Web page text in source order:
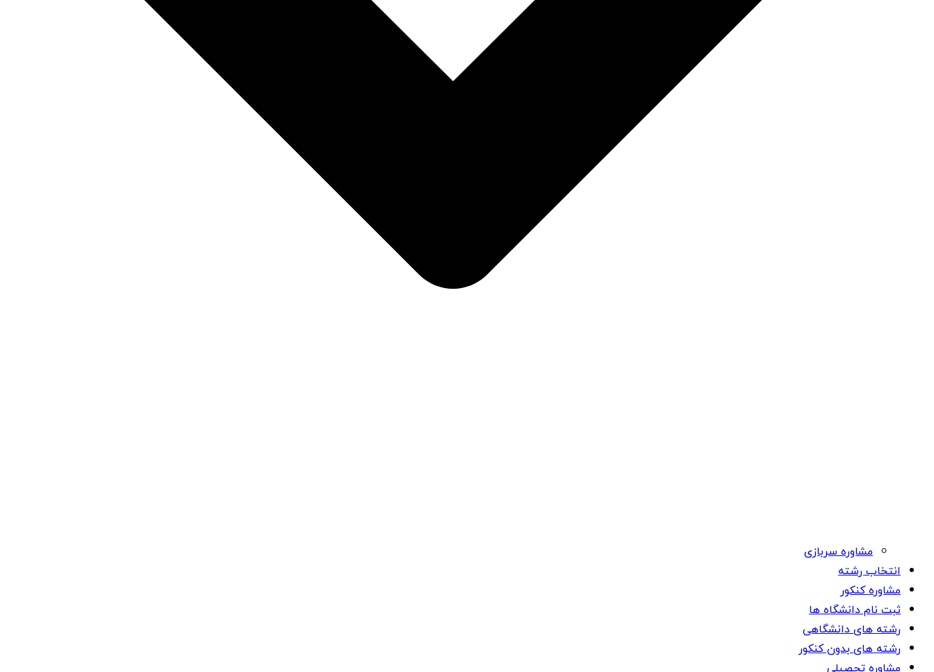
مشاوره سربازی
انتخاب رشته
مشاوره کنکور
ثبت نام دانشگاه ها
رشته های دانشگاهی
رشته های بدون کنکور
مشاوره تحصیلی